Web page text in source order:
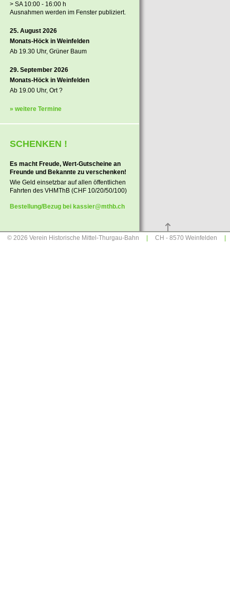
> SA 10:00 - 16:00 h
Ausnahmen werden im Fenster publiziert.
25. August 2026
Monats-Höck in Weinfelden
Ab 19.30 Uhr, Grüner Baum
29. September 2026
Monats-Höck in Weinfelden
Ab 19.00 Uhr, Ort ?
» weitere Termine
SCHENKEN !
Es macht Freude, Wert-Gutscheine an
Freunde und Bekannte zu verschenken!
Wie Geld einsetzbar auf allen öffentlichen
Fahrten des VHMThB (CHF 10/20/50/100)
Bestellung/Bezug bei kassier@mthb.ch
© 2026 Verein Historische Mittel-Thurgau-Bahn CH - 8570 Weinfelden